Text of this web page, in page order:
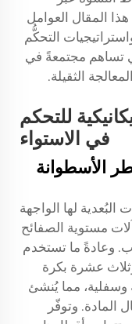
المقال العوامل
التحكُّم
تساهم مجتمعةً في
الثقيلة.
للتحكم
في الاستواء
الأسطوانة
لها الواجهة
مستوية الصفائح
وعادةً ما تستخدم
عشرة بكرة
وسفلية، مما يُنشئ
المادة. وتوفّر